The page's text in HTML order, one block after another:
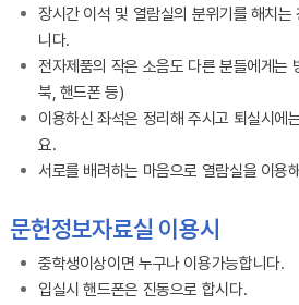
장시간 이석 및 열람실의 분위기를 해치
니다.
전자제품의 작은 소음도 다른 분들에게는
북, 핸드폰 등)
이용하신 좌석은 정리해 주시고 퇴실시에
요.
서로를 배려하는 마음으로 열람실을 이용
문헌정보자료실 이용시
중학생이상이면 누구나 이용가능합니다.
입실시 핸드폰은 진동으로 합시다.